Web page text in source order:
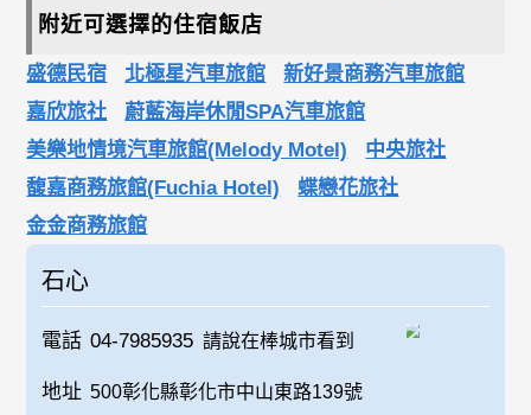
附近可選擇的住宿飯店
盛德民宿 北極星汽車旅館
新好景商務汽車旅館
嘉欣旅社
蔚藍海岸休閒SPA汽車旅館
美樂地情境汽車旅館(Melody Motel)
中央旅社
馥嘉商務旅館(Fuchia Hotel)
蝶戀花旅社
金金商務旅館
石心
電話 04-7985935 請說在棒城市看到
地址 500彰化縣彰化市中山東路139號